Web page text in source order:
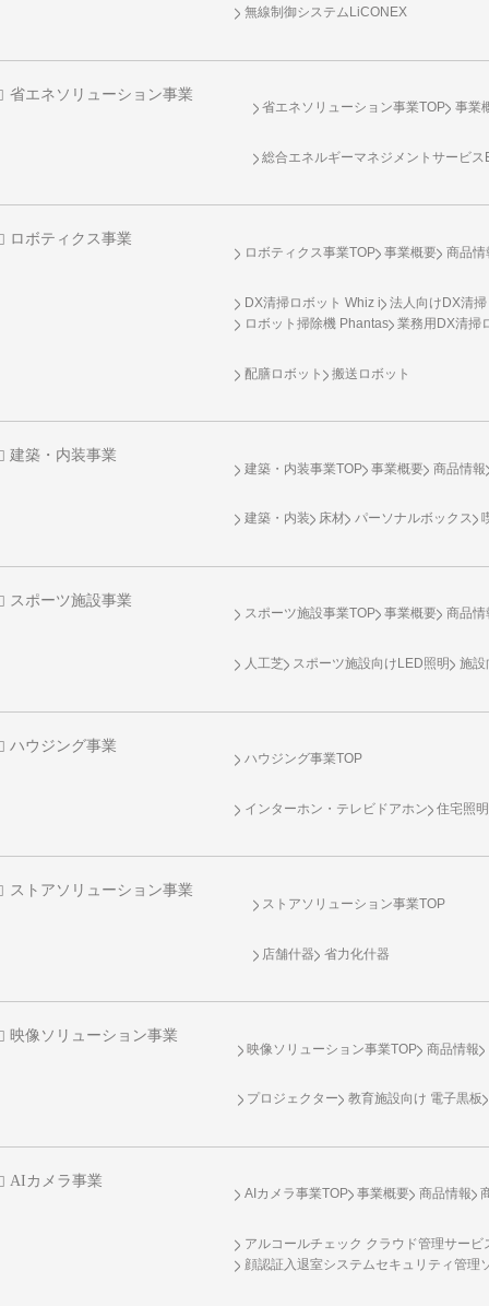
無線制御システム LiCONEX
省エネソリューション事業
省エネソリューション事業TOP 事業
総合エネルギーマネジメントサービ
ロボティクス事業
ロボティクス事業TOP 事業概要 商品情
DX清掃ロボット Whiz i
法人向けDX清
ロボット掃除機 Phantas
業務用DX清掃
配膳ロボット 搬送ロボット
建築・内装事業
建築・内装事業TOP 事業概要 商品情報
建築・内装 床材 パーソナルボックス
スポーツ施設事業
スポーツ施設事業TOP 事業概要 商品情
人工芝 スポーツ施設向け LED照明 施設
ハウジング事業
ハウジング事業TOP
インターホン・テレビドアホン 住宅照明
ストアソリューション事業
ストアソリューション事業TOP
店舗什器 省力化什器
映像ソリューション事業
映像ソリューション事業TOP 商品情報
プロジェクター 教育施設向け 電子黒板
AIカメラ事業
AIカメラ事業TOP 事業概要 商品情報
アルコールチェック クラウド管理サービ
顔認証入退室システムセキュリティ管理